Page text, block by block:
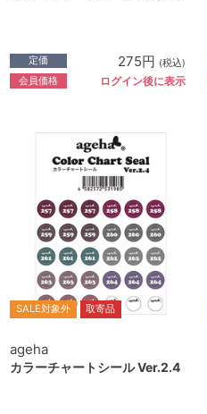
定価 275円 (税込)
会員価格 ログイン後に表示
SALE対象外 取寄品
ageha
カラーチャートシール Ver.2.4